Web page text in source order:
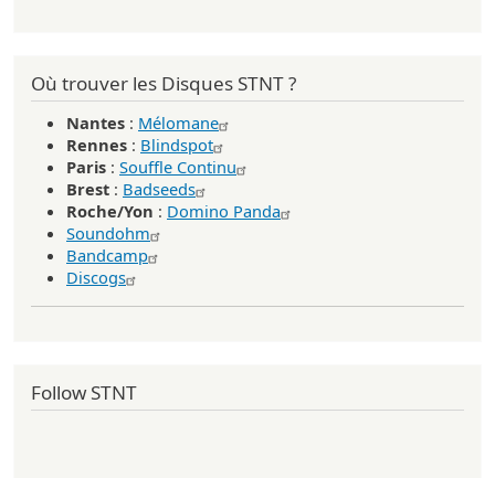
Où trouver les Disques STNT ?
Nantes : Mélomane
Rennes : Blindspot
Paris : Souffle Continu
Brest : Badseeds
Roche/Yon : Domino Panda
Soundohm
Bandcamp
Discogs
Follow STNT